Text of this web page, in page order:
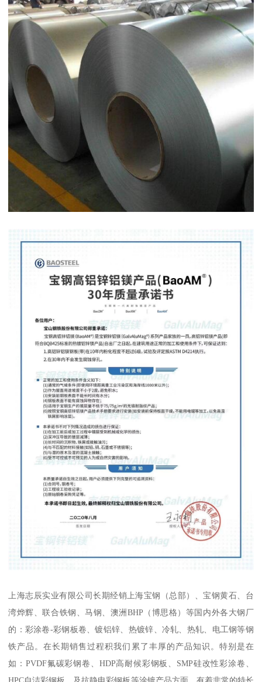
上海志辰实业有限公司长期经销上海宝钢（总部）、宝钢黄石、台
湾烨辉、联合铁钢、马钢、澳洲BHP（博思格）等国内外各大钢厂
的：彩涂卷-彩钢板卷、镀铝锌、热镀锌、冷轧、热轧、电工钢等钢
铁产品。在长期销售过程积我们累了丰厚的产品知识。特别是在
如：PVDF氟碳彩钢卷、HDP高耐候彩钢板、SMP硅改性彩涂卷、
HPC自洁彩钢板，及抗静电彩钢板等涂镀产品方面，有着非常的特长